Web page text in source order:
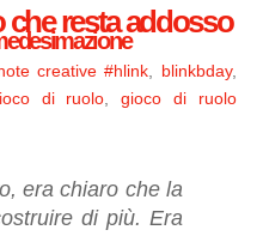
che resta addosso
creative #hlink, blinkbday,
di ruolo,gioco di ruolo
era chiaro che la
di più. Era